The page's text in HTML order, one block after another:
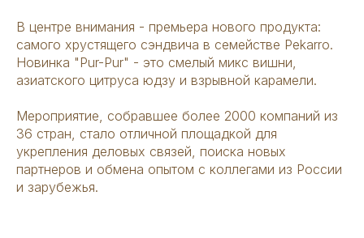
В центре внимания - премьера нового продукта:
самого хрустящего сэндвича в семействе Pekarro.
Новинка "Pur-Pur" - это смелый микс вишни,
азиатского цитруса юдзу и взрывной карамели.
Мероприятие, собравшее более 2000 компаний из
36 стран, стало отличной площадкой для
укрепления деловых связей, поиска новых
партнеров и обмена опытом с коллегами из России
и зарубежья.